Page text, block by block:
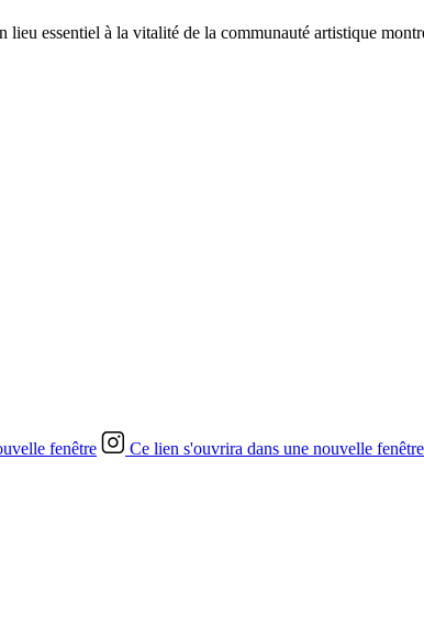
essentiel à la vitalité de la communauté artistique
fenêtre Ce lien s'ouvrira dans une nouvelle fenêtre